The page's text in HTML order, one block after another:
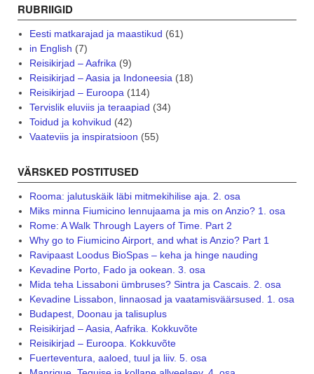
RUBRIIGID
Eesti matkarajad ja maastikud (61)
in English (7)
Reisikirjad – Aafrika (9)
Reisikirjad – Aasia ja Indoneesia (18)
Reisikirjad – Euroopa (114)
Tervislik eluviis ja teraapiad (34)
Toidud ja kohvikud (42)
Vaateviis ja inspiratsioon (55)
VÄRSKED POSTITUSED
Rooma: jalutuskäik läbi mitmekihilise aja. 2. osa
Miks minna Fiumicino lennujaama ja mis on Anzio? 1. osa
Rome: A Walk Through Layers of Time. Part 2
Why go to Fiumicino Airport, and what is Anzio? Part 1
Ravipaast Loodus BioSpas – keha ja hinge nauding
Kevadine Porto, Fado ja ookean. 3. osa
Mida teha Lissaboni ümbruses? Sintra ja Cascais. 2. osa
Kevadine Lissabon, linnaosad ja vaatamisväärsused. 1. osa
Budapest, Doonau ja talisuplus
Reisikirjad – Aasia, Aafrika. Kokkuvõte
Reisikirjad – Euroopa. Kokkuvõte
Fuerteventura, aaloed, tuul ja liiv. 5. osa